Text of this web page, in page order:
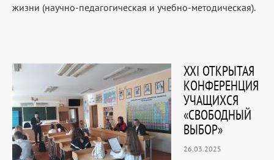
жизни (научно-педагогическая и учебно-методическая).
XXI ОТКРЫТАЯ
КОНФЕРЕНЦИЯ
УЧАЩИХСЯ
«СВОБОДНЫЙ
ВЫБОР»
26.03.2025